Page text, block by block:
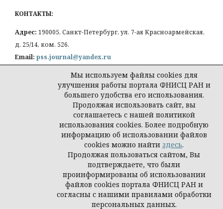
КОНТАКТЫ:
Адрес: 190005, Санкт-Петербург, ул. 7-ая Красноармейская,
д. 25/14, ком. 526.
Email: pss.journal@yandex.ru
Политика конфиденциальности персональных
© Петербургская социология сегодня
Мы используем файлы cookies для
улучшения работы портала ФНИСЦ РАН и
большего удобства его использования.
Продолжая использовать сайт, вы
соглашаетесь с нашей политикой
использования cookies. Более подробную
информацию об использовании файлов
cookies можно найти здесь.
Продолжая пользоваться сайтом, Вы
подтверждаете, что были
проинформированы об использовании
файлов cookies портала ФНИСЦ РАН и
согласны с нашими правилами обработки
персональных данных.